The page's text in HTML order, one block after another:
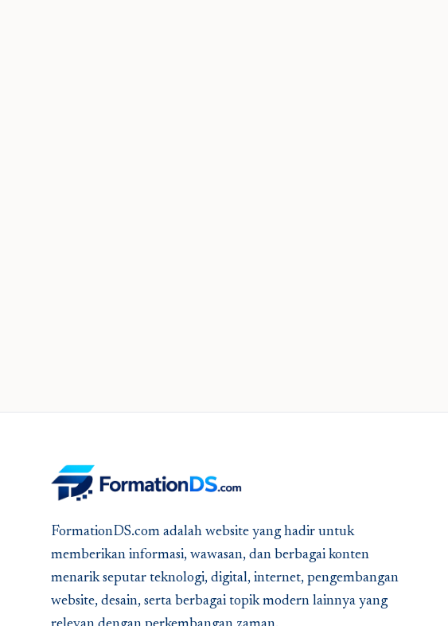
FormationDS.com adalah website yang hadir untuk
memberikan informasi, wawasan, dan berbagai konten
menarik seputar teknologi, digital, internet, pengembangan
website, desain, serta berbagai topik modern lainnya yang